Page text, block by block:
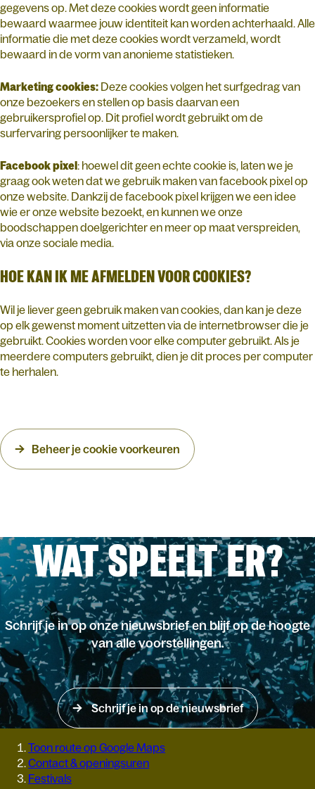
gegevens op. Met deze cookies wordt geen informatie
bewaard waarmee jouw identiteit kan worden achterhaald. Alle
informatie die met deze cookies wordt verzameld, wordt
bewaard in de vorm van anonieme statistieken.
Marketing cookies: Deze cookies volgen het surfgedrag van
onze bezoekers en stellen op basis daarvan een
gebruikersprofiel op. Dit profiel wordt gebruikt om de
surfervaring persoonlijker te maken.
Facebook pixel: hoewel dit geen echte cookie is, laten we je
graag ook weten dat we gebruik maken van facebook pixel op
onze website. Dankzij de facebook pixel krijgen we een idee
wie er onze website bezoekt, en kunnen we onze
boodschappen doelgerichter en meer op maat verspreiden,
via onze sociale media.
HOE KAN IK ME AFMELDEN VOOR COOKIES?
Wil je liever geen gebruik maken van cookies, dan kan je deze
op elk gewenst moment uitzetten via de internetbrowser die je
gebruikt. Cookies worden voor elke computer gebruikt. Als je
meerdere computers gebruikt, dien je dit proces per computer
te herhalen.
Beheer je cookie voorkeuren
WAT SPEELT ER?
Schrijf je in op onze nieuwsbrief en blijf op de hoogte
van alle voorstellingen.
Schrijf je in op de nieuwsbrief
Toon route op Google Maps
Contact & openingsuren
Festivals